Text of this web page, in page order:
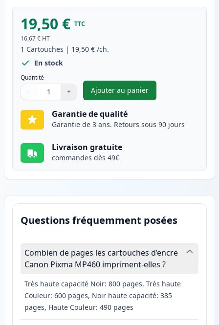
19,50 € TTC
16,67 € HT
1 Cartouches | 19,50 € /ch.
En stock
Quantité
Quantité
Utilisez les boutons pour ajuster
− +
Quantité
Ajouter au panier
,Canon CL-51 cartouche
Garantie de qualité
Garantie de 3 ans. Retours sous 90 jours
Livraison gratuite
commandes dès 49€
Questions fréquemment posées
Combien de pages les cartouches d’encre
Canon Pixma MP460 impriment-elles ?
Très haute capacité Noir: 800 pages, Très haute
Couleur: 600 pages, Noir haute capacité: 385
pages, Haute Couleur: 490 pages